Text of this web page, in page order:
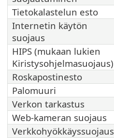
Tietokalastelun esto
Internetin käytön
suojaus
HIPS (mukaan lukien
Kiristysohjelmasuojaus)
Roskapostinesto
Palomuuri
Verkon tarkastus
Web-kameran suojaus
Verkkohyökkäyssuojaus